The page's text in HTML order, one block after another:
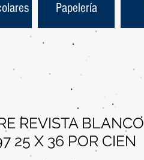
Papelería
REVISTA BLANCO
25 X 36 POR CIEN